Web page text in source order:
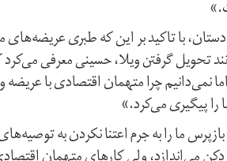
با تاکید بر این که طبری
تحویل گرفتن ویلا، حسینی معرفی
نمی‌دانیم چرا متهمان اقتصادی با
پیگیری می‌کرد.»
ما را به جرم اعتنا نکردن به